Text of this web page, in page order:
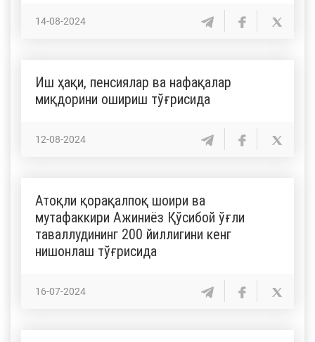
14-08-2024
Иш ҳақи, пенсиялар ва нафақалар
миқдорини ошириш тўғрисида
12-08-2024
Атоқли қорақалпоқ шоири ва
мутафаккири Ажиниёз Қўсибой ўғли
таваллудининг 200 йиллигини кенг
нишонлаш тўғрисида
16-07-2024